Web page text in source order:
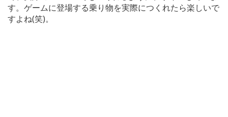
す。ゲームに登場する乗り物を実際につくれたら楽しいで
すよね(笑)。